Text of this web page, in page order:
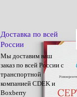
Доставка по всей
России
Мы доставим ваш
заказ по всей России с
транспортной
компанией CDEK и
Boxberry